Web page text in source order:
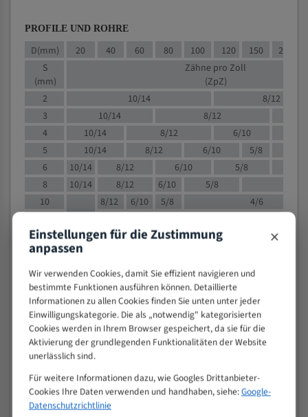
PROFILE UND ROHRE
D(mm) 20 40 60 80 100 120 150 200
S
(mm)
Zähne pro Zoll
(ZpZ)
2
10/14
8/12
3
10/14 8/12
4
10/14 8/12 6/10
5
10/14 8/12 6/10
5/8
6
10/14 8/12 6/10
5/8
8
10/14 8/12 6/10 5/8
10
8/12 6/10 5/8
4/6
15
8/12 6/10
4/5
20
30
4/5
50
80
> 100
VOLLMATERIAL
M (mm)
Zähne pro
Zoll (ZpZ))
>
10/14
Einstellungen für die Zustimmung
anpassen ×
Wir verwenden Cookies, damit Sie effizient navigieren und
bestimmte Funktionen ausführen können. Detaillierte
Informationen zu allen Cookies finden Sie unten unter jeder
Einwilligungskategorie. Die als „notwendig" kategorisierten
Cookies werden in Ihrem Browser gespeichert, da sie für die
Aktivierung der grundlegenden Funktionalitäten der Website
unerlässlich sind.
Für weitere Informationen dazu, wie Googles Drittanbieter-
Cookies Ihre Daten verwenden und handhaben, siehe:Google-
Datenschutzrichtlinie